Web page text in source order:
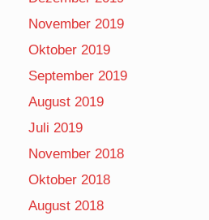
November 2019
Oktober 2019
September 2019
August 2019
Juli 2019
November 2018
Oktober 2018
August 2018